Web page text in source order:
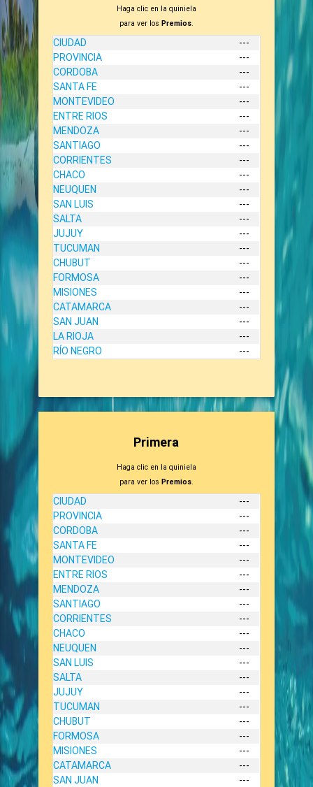
Haga clic en la quiniela
para ver los Premios.
CIUDAD
---
PROVINCIA
---
CORDOBA
---
SANTA FE
---
MONTEVIDEO
---
ENTRE RIOS
---
MENDOZA
---
SANTIAGO
---
CORRIENTES
---
CHACO
---
NEUQUEN
---
SAN LUIS
---
SALTA
---
JUJUY
---
TUCUMAN
---
CHUBUT
---
FORMOSA
---
MISIONES
---
CATAMARCA
---
SAN JUAN
---
LA RIOJA
---
RÍO NEGRO
---
Primera
Haga clic en la quiniela
para ver los Premios.
CIUDAD
---
PROVINCIA
---
CORDOBA
---
SANTA FE
---
MONTEVIDEO
---
ENTRE RIOS
---
MENDOZA
---
SANTIAGO
---
CORRIENTES
---
CHACO
---
NEUQUEN
---
SAN LUIS
---
SALTA
---
JUJUY
---
TUCUMAN
---
CHUBUT
---
FORMOSA
---
MISIONES
---
CATAMARCA
---
SAN JUAN
---